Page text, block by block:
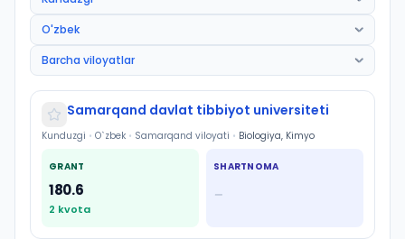
Samarqand davlat tibbiyot universiteti
Kunduzgi • O`zbek • Samarqand viloyati • Biologiya, Kimyo
GRANT
180.6
2 kvota
SHARTNOMA
—